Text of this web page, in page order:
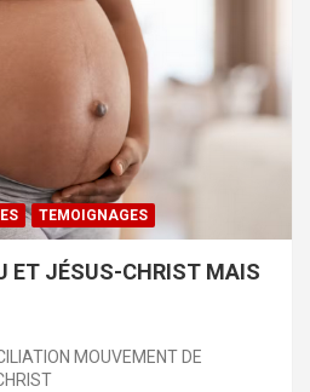
TEMOIGNAGES
ET JÉSUS-CHRIST MAIS
MOUVEMENT DE